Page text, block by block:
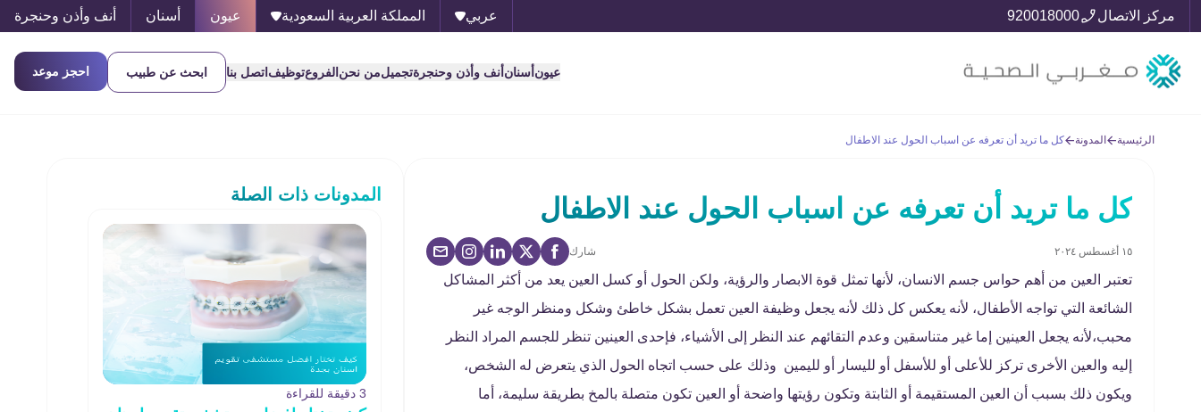
مركز الاتصال 920018000 عربي المملكة العربية السعودية عيون أسنان أنف وأذن وحنجرة
عيون أسنان أنف وأذن وحنجرةتجميلمن نحن الفروعتوظيف اتصل بنا ابحث عن طبيب احجز موعد
الرئيسية المدونة كل ما تريد أن تعرفه عن اسباب الحول عند الاطفال
كل ما تريد أن تعرفه عن اسباب الحول عند الاطفال
١٥ أغسطس ٢٠٢٤ شارك
تعتبر العين من أهم حواس جسم الانسان، لأنها تمثل قوة الابصار والرؤية، ولكن الحول أو كسل العين يعد من أكثر المشاكل
الشائعة التي تواجه الأطفال، لأنه يعكس كل ذلك لأنه يجعل وظيفة العين تعمل بشكل خاطئ وشكل ومنظر الوجه غير
محبب،لأنه يجعل العينين إما غير متناسقين وعدم التقائهم عند النظر إلى الأشياء، فإحدى العينين تنظر للجسم المراد النظر
إليه والعين الأخرى تركز للأعلى أو للأسفل أو لليسار أو لليمين وذلك على حسب اتجاه الحول الذي يتعرض له الشخص،
ويكون ذلك بسبب أن العين المستقيمة أو الثابتة وتكون رؤيتها واضحة أو العين تكون متصلة بالمخ بطريقة سليمة، أما
المدونات ذات الصلة
3 دقيقة للقراءة